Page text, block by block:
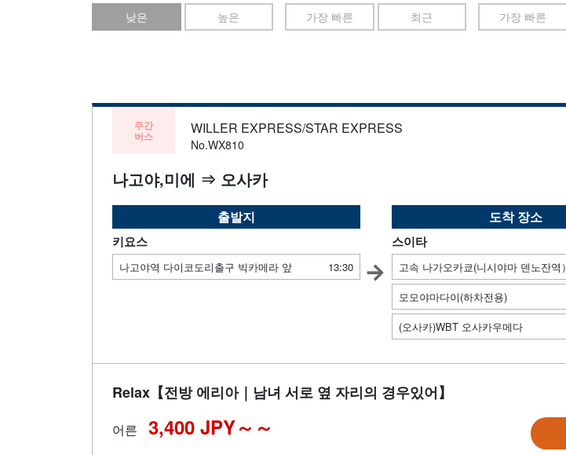
낮은 높은 가장 빠른 최근 가장 빠른
주간
버스 WILLER EXPRESS/STAR EXPRESS
No.WX810
나고야,미에 ⇒ 오사카
출발지
키요스
나고야역 다이코도리출구 빅카메라 앞 13:30
도착 장소
스이타
고속 나가오카쿄(니시야마 덴노잔역）
모모야마다이(하차전용)
(오사카)WBT 오사카우메다
Relax【전방 에리아｜남녀 서로 옆 자리의 경우있어】
어른 3,400 JPY～